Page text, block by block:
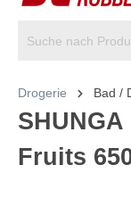
Drogerie Bad /
Fruits